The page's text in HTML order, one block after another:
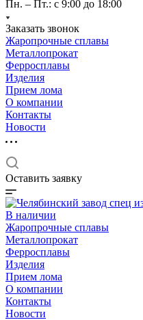
Пн. – Пт.: с 9:00 до 18:00
Заказать звонок
Жаропрочные сплавы
Металлопрокат
Ферросплавы
Изделия
Прием лома
О компании
Контакты
Новости
Оставить заявку
В наличии
Жаропрочные сплавы
Металлопрокат
Ферросплавы
Изделия
Прием лома
О компании
Контакты
Новости